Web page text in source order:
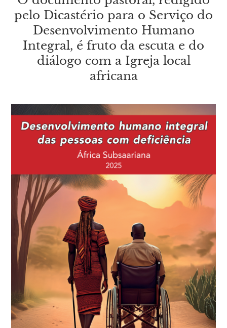
pelo Dicastério para o Serviço do
Desenvolvimento Humano
Integral, é fruto da escuta e do
diálogo com a Igreja local
africana